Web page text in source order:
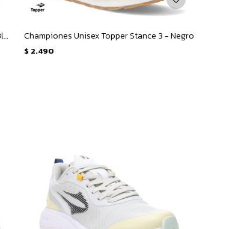
Championes de Hombre Topper Squat Ii - Blanco - Azul Championes Unisex Topper Stance 3 - Negro
$ 2.490